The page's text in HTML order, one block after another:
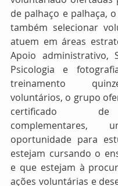
de palhaço e palhaça,
também selecionar
atuem em áreas
Apoio administrativo,
Psicologia e
treinamento
voluntários, o grupo
certificado
complementares,
oportunidade para
estejam cursando o
e que estejam à
ações voluntárias e